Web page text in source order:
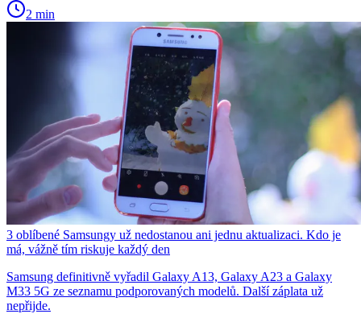
2 min
3 oblíbené Samsungy už nedostanou ani jednu aktualizaci. Kdo je
má, vážně tím riskuje každý den
Samsung definitivně vyřadil Galaxy A13, Galaxy A23 a Galaxy
M33 5G ze seznamu podporovaných modelů. Další záplata už
nepřijde.